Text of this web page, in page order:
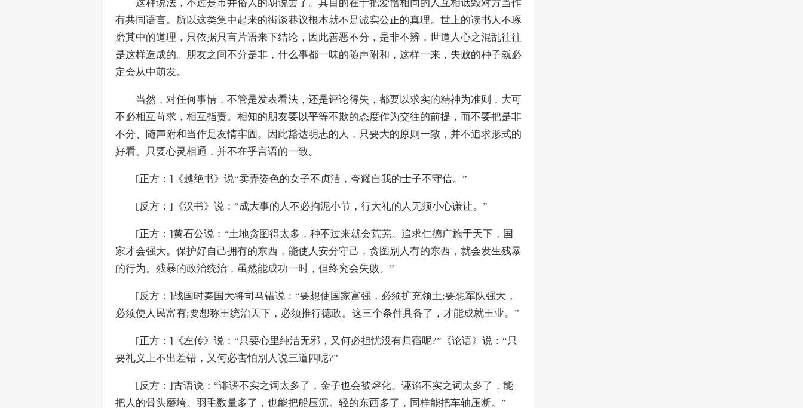
这种说法，不过是市井俗人的胡说罢了。其目的在于把爱憎相同的人互相诋毁对方当作
有共同语言。所以这类集中起来的街谈巷议根本就不是诚实公正的真理。世上的读书人不琢
磨其中的道理，只依据只言片语来下结论，因此善恶不分，是非不辨，世道人心之混乱往往
是这样造成的。朋友之间不分是非，什么事都一味的随声附和，这样一来，失败的种子就必
定会从中萌发。
当然，对任何事情，不管是发表看法，还是评论得失，都要以求实的精神为准则，大可
不必相互苛求，相互指责。相知的朋友要以平等不欺的态度作为交往的前提，而不要把是非
不分、随声附和当作是友情牢固。因此豁达明志的人，只要大的原则一致，并不追求形式的
好看。只要心灵相通，并不在乎言语的一致。
[正方：]《越绝书》说“卖弄姿色的女子不贞洁，夸耀自我的士子不守信。”
[反方：]《汉书》说：“成大事的人不必拘泥小节，行大礼的人无须小心谦让。”
[正方：]黄石公说：“土地贪图得太多，种不过来就会荒芜。追求仁德广施于天下，国
家才会强大。保护好自己拥有的东西，能使人安分守己，贪图别人有的东西，就会发生残暴
的行为。残暴的政治统治，虽然能成功一时，但终究会失败。”
[反方：]战国时秦国大将司马错说：“要想使国家富强，必须扩充领土;要想军队强大，
必须使人民富有;要想称王统治天下，必须推行德政。这三个条件具备了，才能成就王业。”
[正方：]《左传》说：“只要心里纯洁无邪，又何必担忧没有归宿呢?”《论语》说：“只
要礼义上不出差错，又何必害怕别人说三道四呢?”
[反方：]古语说：“诽谤不实之词太多了，金子也会被熔化。诬谄不实之词太多了，能
把人的骨头磨垮。羽毛数量多了，也能把船压沉。轻的东西多了，同样能把车轴压断。”